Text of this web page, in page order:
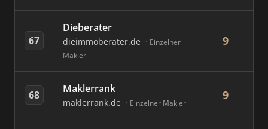
67
Dieberater
dieimmoberater.de
Einzelner
Makler
9
68 Maklerrank
maklerrank.de Einzelner Makler
9